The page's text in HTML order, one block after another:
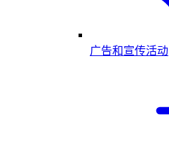
广告和宣传活动